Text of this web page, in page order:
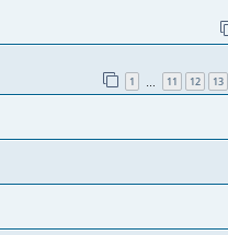
1 11 12 13